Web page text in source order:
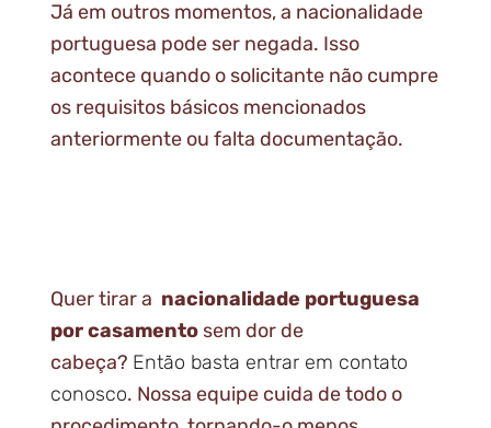
Já em outros momentos, a nacionalidade
portuguesa pode ser negada. Isso
acontece quando o solicitante não cumpre
os requisitos básicos mencionados
anteriormente ou falta documentação.
Quer tirar a nacionalidade portuguesa
por casamento sem dor de
cabeça? Então basta entrar em contato
conosco. Nossa equipe cuida de todo o